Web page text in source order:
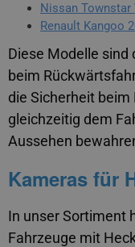
Nissan Townstar
Renault Kangoo
Diese Modelle sind
beim
die Sicherheit
gleichzeitig dem
Aussehen
Kameras für
In unser Sortiment
Fahrzeuge mit